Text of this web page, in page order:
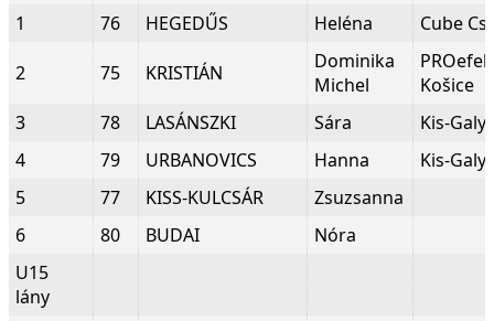
1
76 HEGEDŰS Heléna Cube
2 75 KRISTIÁN
Dominika
Michel
Košice
3
78 LASÁNSZKI Sára
Kis-
4
79 URBANOVICS Hanna
Kis-
5
77 KISS-KULCSÁR
Zsuzsanna
6
80 BUDAI
Nóra
U15
lány